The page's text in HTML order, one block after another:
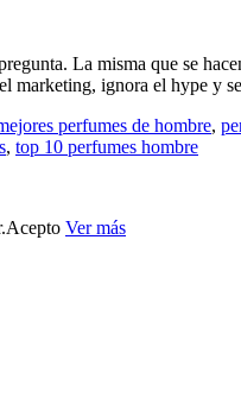
La misma que se
el marketing, ignora el hype y
perfumes de hombre,
, top 10 perfumes hombre
Acepto Ver más